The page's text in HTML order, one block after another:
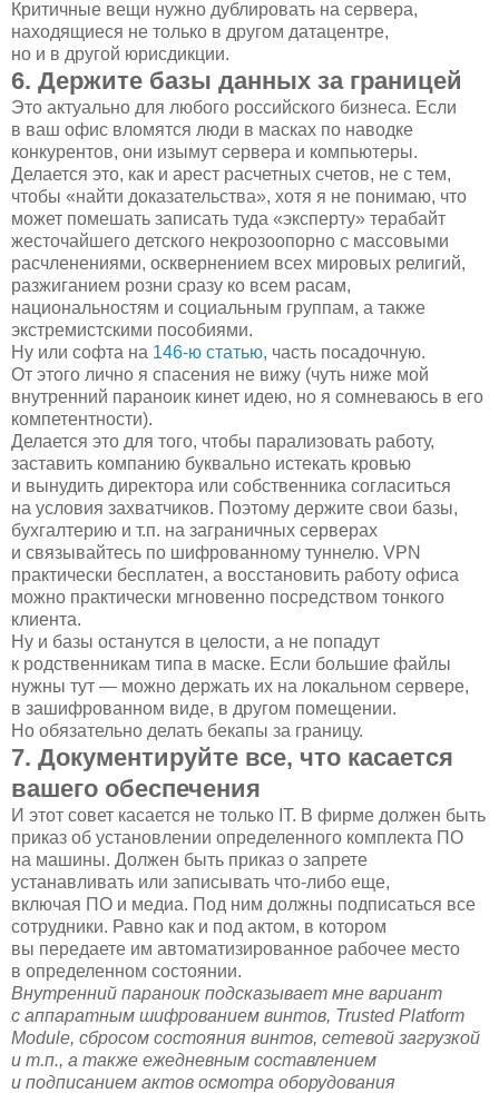
Критичные вещи нужно дублировать на сервера,
находящиеся не только в другом датацентре,
но и в другой юрисдикции.
6. Держите базы данных за границей
Это актуально для любого российского бизнеса. Если
в ваш офис вломятся люди в масках по наводке
конкурентов, они изымут сервера и компьютеры.
Делается это, как и арест расчетных счетов, не с тем,
чтобы «найти доказательства», хотя я не понимаю, что
может помешать записать туда «эксперту» терабайт
жесточайшего детского некрозоопорно с массовыми
расчленениями, осквернением всех мировых религий,
разжиганием розни сразу ко всем расам,
национальностям и социальным группам, а также
экстремистскими пособиями.
Ну или софта на 146-ю статью, часть посадочную.
От этого лично я спасения не вижу (чуть ниже мой
внутренний параноик кинет идею, но я сомневаюсь в его
компетентности).
Делается это для того, чтобы парализовать работу,
заставить компанию буквально истекать кровью
и вынудить директора или собственника согласиться
на условия захватчиков. Поэтому держите свои базы,
бухгалтерию и т.п. на заграничных серверах
и связывайтесь по шифрованному туннелю. VPN
практически бесплатен, а восстановить работу офиса
можно практически мгновенно посредством тонкого
клиента.
Ну и базы останутся в целости, а не попадут
к родственникам типа в маске. Если большие файлы
нужны тут — можно держать их на локальном сервере,
в зашифрованном виде, в другом помещении.
Но обязательно делать бекапы за границу.
7. Документируйте все, что касается
вашего обеспечения
И этот совет касается не только IT. В фирме должен быть
приказ об установлении определенного комплекта ПО
на машины. Должен быть приказ о запрете
устанавливать или записывать что-либо еще,
включая ПО и медиа. Под ним должны подписаться все
сотрудники. Равно как и под актом, в котором
вы передаете им автоматизированное рабочее место
в определенном состоянии.
Внутренний параноик подсказывает мне вариант
с аппаратным шифрованием винтов, Trusted Platform
Module, сбросом состояния винтов, сетевой загрузкой
и т.п., а также ежедневным составлением
и подписанием актов осмотра оборудования